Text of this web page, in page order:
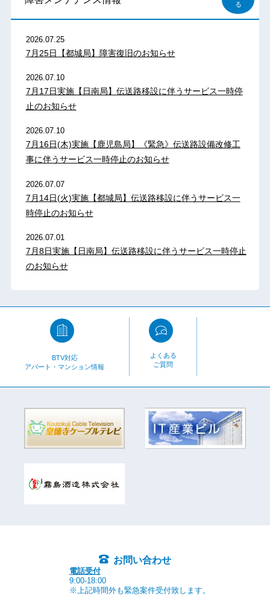
る
2026.07.25
7月25日【都城局】障害復旧のお知らせ
2026.07.10
7月17日実施【日南局】伝送路移設に伴うサービス一時停
止のお知らせ
2026.07.10
7月16日(木)実施【鹿児島局】《緊急》伝送路設備改修工
事に伴うサービス一時停止のお知らせ
2026.07.07
7月14日(火)実施【都城局】伝送路移設に伴うサービス一
時停止のお知らせ
2026.07.01
7月8日実施【日南局】伝送路移設に伴うサービス一時停止
のお知らせ
BTV対応
アパート・マンション情報
よくある
ご質問
お問い合わせ
電話受付
9:00-18:00
※上記時間外も緊急案件受付致します。